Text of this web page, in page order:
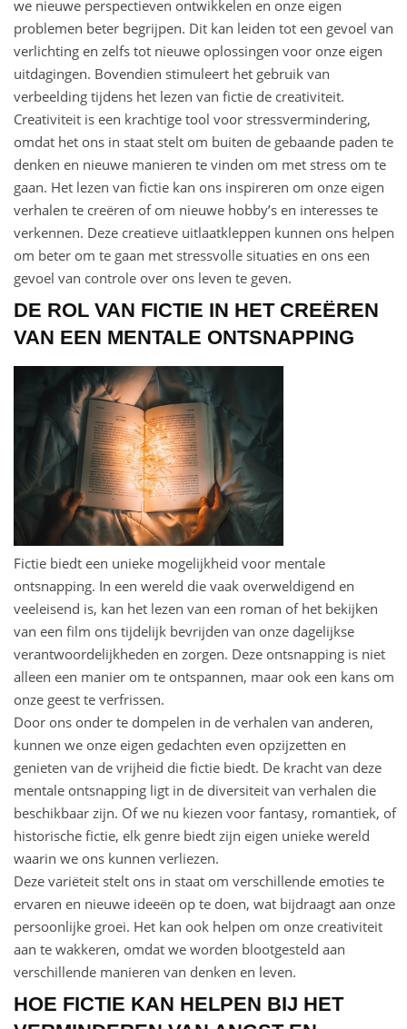
we nieuwe perspectieven ontwikkelen en onze eigen
problemen beter begrijpen. Dit kan leiden tot een gevoel van
verlichting en zelfs tot nieuwe oplossingen voor onze eigen
uitdagingen. Bovendien stimuleert het gebruik van
verbeelding tijdens het lezen van fictie de creativiteit.
Creativiteit is een krachtige tool voor stressvermindering,
omdat het ons in staat stelt om buiten de gebaande paden te
denken en nieuwe manieren te vinden om met stress om te
gaan. Het lezen van fictie kan ons inspireren om onze eigen
verhalen te creëren of om nieuwe hobby’s en interesses te
verkennen. Deze creatieve uitlaatkleppen kunnen ons helpen
om beter om te gaan met stressvolle situaties en ons een
gevoel van controle over ons leven te geven.
DE ROL VAN FICTIE IN HET CREËREN
VAN EEN MENTALE ONTSNAPPING
Fictie biedt een unieke mogelijkheid voor mentale
ontsnapping. In een wereld die vaak overweldigend en
veeleisend is, kan het lezen van een roman of het bekijken
van een film ons tijdelijk bevrijden van onze dagelijkse
verantwoordelijkheden en zorgen. Deze ontsnapping is niet
alleen een manier om te ontspannen, maar ook een kans om
onze geest te verfrissen.
Door ons onder te dompelen in de verhalen van anderen,
kunnen we onze eigen gedachten even opzijzetten en
genieten van de vrijheid die fictie biedt. De kracht van deze
mentale ontsnapping ligt in de diversiteit van verhalen die
beschikbaar zijn. Of we nu kiezen voor fantasy, romantiek, of
historische fictie, elk genre biedt zijn eigen unieke wereld
waarin we ons kunnen verliezen.
Deze variëteit stelt ons in staat om verschillende emoties te
ervaren en nieuwe ideeën op te doen, wat bijdraagt aan onze
persoonlijke groei. Het kan ook helpen om onze creativiteit
aan te wakkeren, omdat we worden blootgesteld aan
verschillende manieren van denken en leven.
HOE FICTIE KAN HELPEN BIJ HET